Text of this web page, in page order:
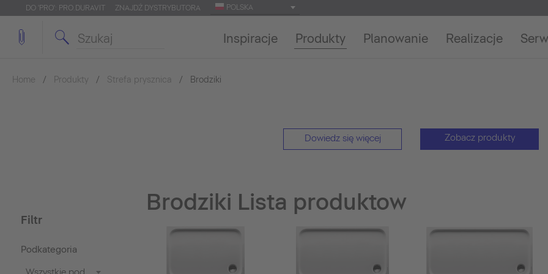
DO 'PRO': PRO.DURAVIT ZNAJDŹ DYSTRYBUTORA POLSKA
Inspiracje Produkty Planowanie Realizacje
Home Produkty Strefa prysznica Brodziki
Dowiedz się więcej Zobacz produkty
Filtr
Podkategoria
Brodziki Lista produktow